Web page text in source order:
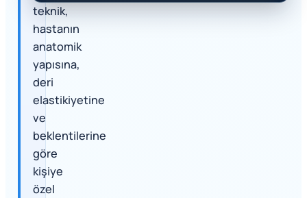
teknik,
hastanın
anatomik
yapısına,
deri
elastikiyetine
ve
beklentilerine
göre
kişiye
özel